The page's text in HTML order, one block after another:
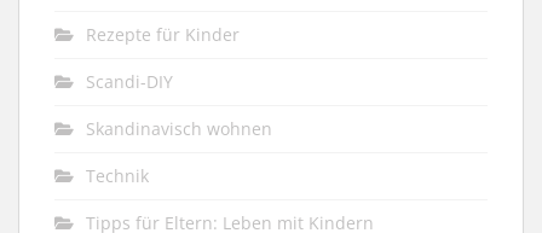
Rezepte für Kinder
Scandi-DIY
Skandinavisch wohnen
Technik
Tipps für Eltern: Leben mit Kindern